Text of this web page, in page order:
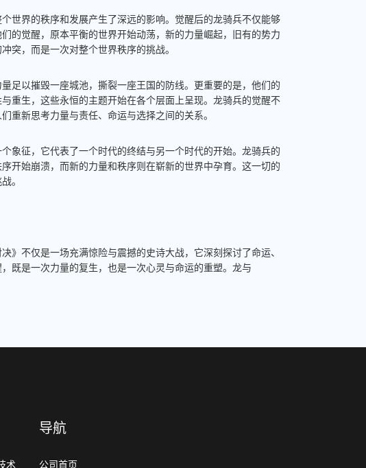
世界的秩序和发展产生了深远的影响。觉醒后的龙骑兵不仅能够
的觉醒，原本平衡的世界开始动荡，新的力量崛起，旧有的势力
突，而是一次对整个世界秩序的挑战。
足以摧毁一座城池，撕裂一座王国的防线。更重要的是，他们的
重生，这些永恒的主题开始在各个层面上呈现。龙骑兵的觉醒不
重新思考力量与责任、命运与选择之间的关系。
象征，它代表了一个时代的终结与另一个时代的开始。龙骑兵的
开始崩溃，而新的力量和秩序则在崭新的世界中孕育。这一切的
。
》不仅是一场充满惊险与震撼的史诗大战，它深刻探讨了命运、
既是一次力量的复生，也是一次心灵与命运的重塑。龙与
术
导航
公司首页